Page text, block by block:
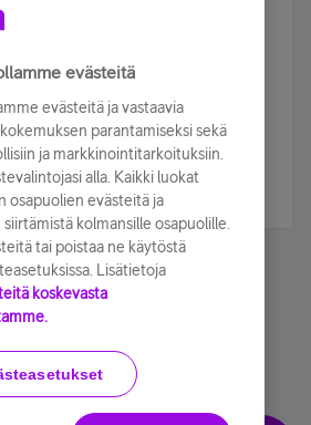
ja voita!
ja olet mukana arvonnassa.
Accessibility statement
evästeitä
evästeitä ja vastaavia
parantamiseksi sekä
ja markkinointitarkoituksiin.
alla. Kaikki luokat
osapuolien evästeitä ja
kolmansille osapuolille.
tai poistaa ne käytöstä
Lisätietoja
koskevasta